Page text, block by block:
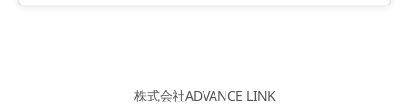
株式会社ADVANCE LINK